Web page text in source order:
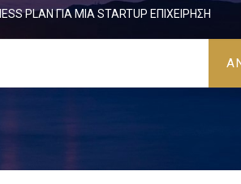
PLAN ΓΙΑ ΜΙΑ STARTUP ΕΠΙΧΕΙΡΗΣΗ